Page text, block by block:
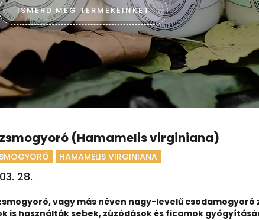
ISMERD MEG TERMÉKEINKET
(Hamamelis virginiana)
HAMAMELIS VIRGINIANA
28.
vagy más néven nagy-levelű
is használták sebek, zúzódások és ficamok